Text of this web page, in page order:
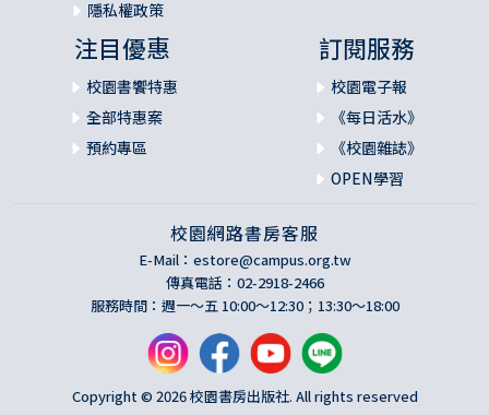
隱私權政策
注目優惠
校園書饗特惠
全部特惠案
預約專區
訂閱服務
校園電子報
《每日活水》
《校園雜誌》
OPEN學習
校園網路書房客服
E-Mail： estore@campus.org.tw
傳真電話：02-2918-2466
服務時間：週一～五 10:00～12:30；13:30～18:00
Copyright © 2026 校園書房出版社. All rights reserved